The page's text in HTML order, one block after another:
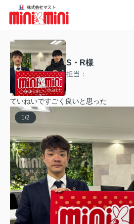
S・R様
担当：
ていねいですごく良いと思った
1 /2